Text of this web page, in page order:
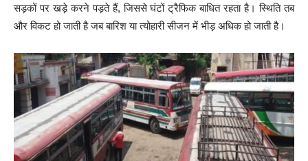
सड़कों पर खड़े करने पड़ते हैं, जिससे घंटों ट्रैफिक बाधित रहता है। स्थिति तब
और विकट हो जाती है जब बारिश या त्योहारी सीजन में भीड़ अधिक हो जाती है।